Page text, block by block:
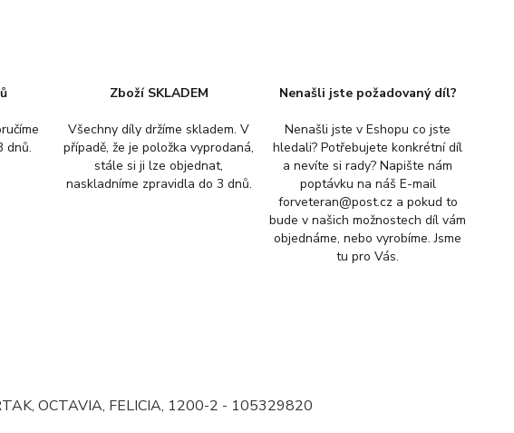
dnů.
Zboží SKLADEM
Všechny díly držíme skladem. V
případě, že je položka vyprodaná,
stále si ji lze objednat,
naskladníme zpravidla do 3 dnů.
Nenašli jste požadovaný díl?
Nenašli jste v Eshopu co jste
hledali? Potřebujete konkrétní díl
a nevíte si rady? Napište nám
poptávku na náš E-mail
forveteran@post.cz a pokud to
bude v našich možnostech díl vám
objednáme, nebo vyrobíme. Jsme
tu pro Vás.
OCTAVIA, FELICIA, 1200-2 - 105329820